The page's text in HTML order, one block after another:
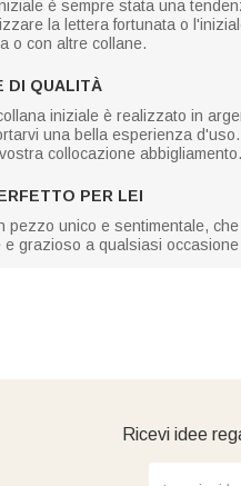
è sempre stata una
la lettera fortunata o
o con altre collane.
DI QUALITÀ
iniziale è realizzato in
una bella esperienza
collocazione abbigliamento.
PER LEI
pezzo unico e sentimentale,
grazioso a qualsiasi
Ricevi idee